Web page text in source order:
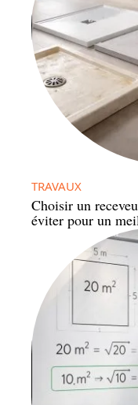
TRAVAUX
Choisir un
éviter pour un